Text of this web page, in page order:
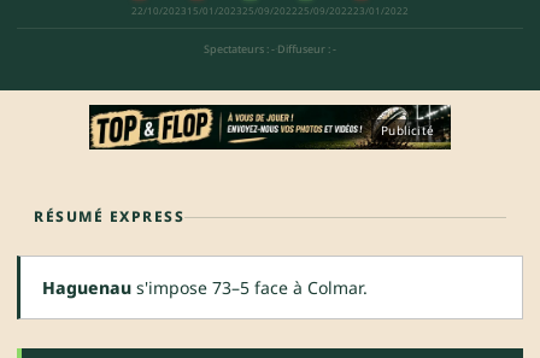
22/10/202315/01/202325/09/202225/09/202223/01/2022
Spectateurs : - Diffuseur : -
Publicité
RÉSUMÉ EXPRESS
Haguenau s'impose 73–5 face à Colmar.